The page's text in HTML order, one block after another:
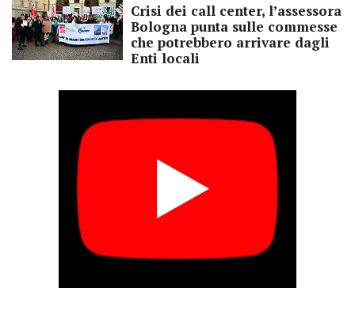
Crisi dei call center, l’assessora
Bologna punta sulle commesse
che potrebbero arrivare dagli
Enti locali